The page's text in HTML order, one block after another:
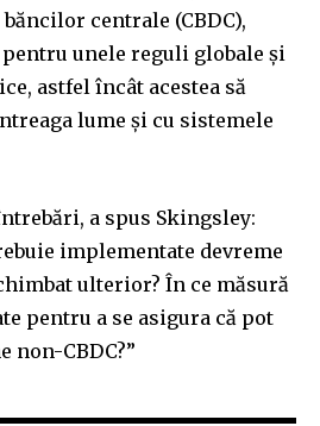
centrale (CBDC),
unele reguli globale şi
astfel încât acestea să
lume şi cu sistemele
a spus Skingsley:
implementate devreme
ulterior? În ce măsură
pentru a se asigura că pot
non-CBDC?”